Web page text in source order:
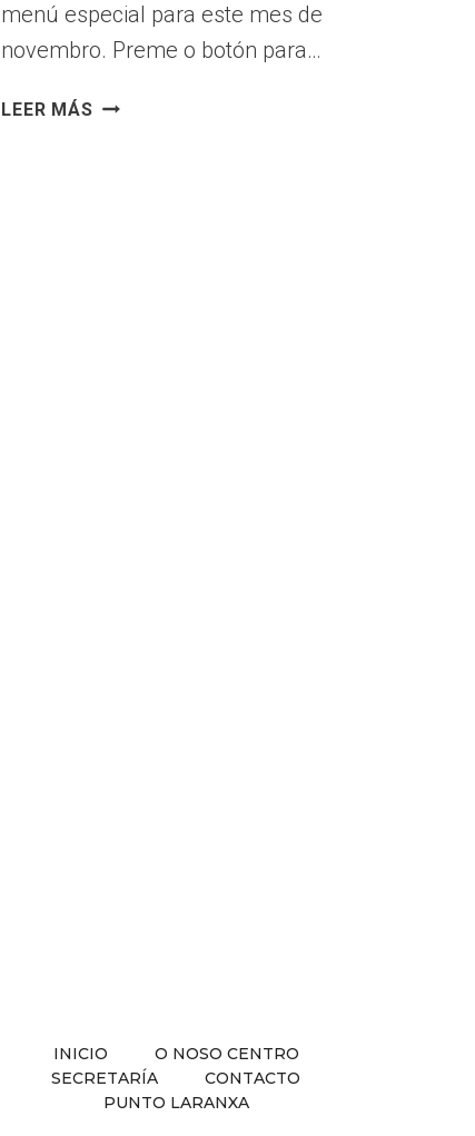
menú especial para este mes de
novembro. Preme o botón para…
LEER MÁSMENÚ
INICIO
O NOSO CENTRO
SECRETARÍA
CONTACTO
PUNTO LARANXA